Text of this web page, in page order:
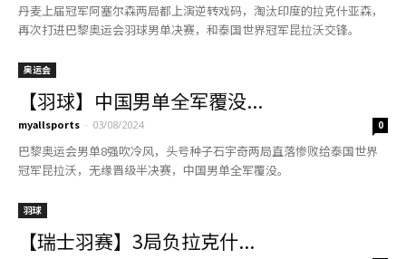
丹麦上届冠军阿塞尔森两局都上演逆转戏码，淘汰印度的拉克什亚森，
再次打进巴黎奥运会羽球男单决赛，和泰国世界冠军昆拉沃交锋。
奥运会
【羽球】中国男单全军覆没...
myallsports - 03/08/2024 0
巴黎奥运会男单8强吹冷风，头号种子石宇奇两局直落惨败给泰国世界
冠军昆拉沃，无缘晋级半决赛，中国男单全军覆没。
羽球
【瑞士羽赛】3局负拉克什...